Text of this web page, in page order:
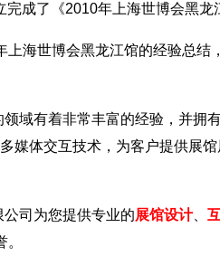
了《2010年上海世博会黑龙
海世博会黑龙江馆的经验总结
有着非常丰富的经验，并拥
媒体交互技术，为客户提供展
司为您提供专业的展馆设计、